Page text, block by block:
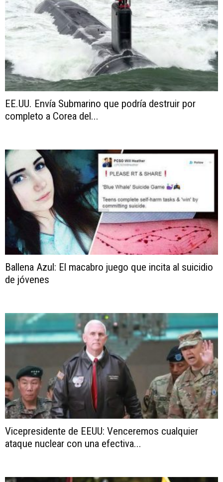
EE.UU. Envía Submarino que podría destruir por
completo a Corea del...
Ballena Azul: El macabro juego que incita al suicidio
de jóvenes
Vicepresidente de EEUU: Venceremos cualquier
ataque nuclear con una efectiva...